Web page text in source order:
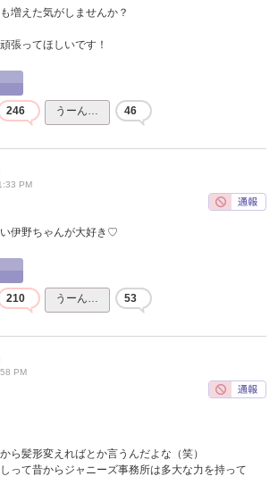
増えた気がしませんか？
張ってほしいです！
246 うーん… 46
PM
伊野ちゃんが大好き♡
210 うーん… 53
PM
ら髪形変えればとか言うんだよな（笑）
って昔からジャニーズ事務所は多大な力を持って